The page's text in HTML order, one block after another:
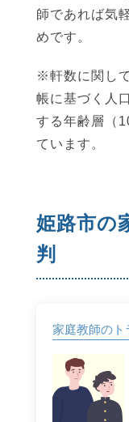
師であれば気
めです。
※軒数に関し
帳に基づく人
する年齢層（
ています。
姫路市の
判
家庭教師のト